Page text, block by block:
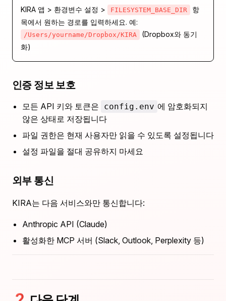
KIRA 앱 > 환경변수 설정 >
FILESYSTEM_BASE_DIR
항
목에서 원하는 경로를 입력하세요. 예:
/Users/yourname/Dropbox/KIRA
(Dropbox와 동기
화)
인증 정보 보호
모든 API 키와 토큰은 config.env 에 암호화되지
않은 상태로 저장됩니다
파일 권한은 현재 사용자만 읽을 수 있도록 설정됩니다
설정 파일을 절대 공유하지 마세요
외부 통신
KIRA는 다음 서비스와만 통신합니다:
Anthropic API (Claude)
활성화한 MCP 서버 (Slack, Outlook, Perplexity 등)